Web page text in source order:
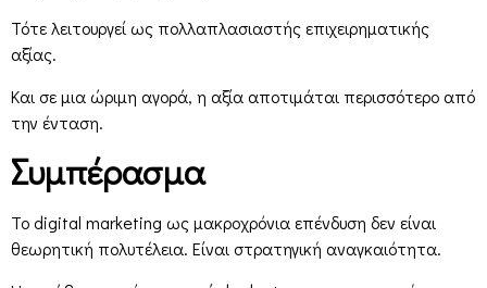
Τότε λειτουργεί ως πολλαπλασιαστής επιχειρηματικής
αξίας.
Και σε μια ώριμη αγορά, η αξία αποτιμάται περισσότερο από
την ένταση.
Συμπέρασμα
Το digital marketing ως μακροχρόνια επένδυση δεν είναι
θεωρητική πολυτέλεια. Είναι στρατηγική αναγκαιότητα.